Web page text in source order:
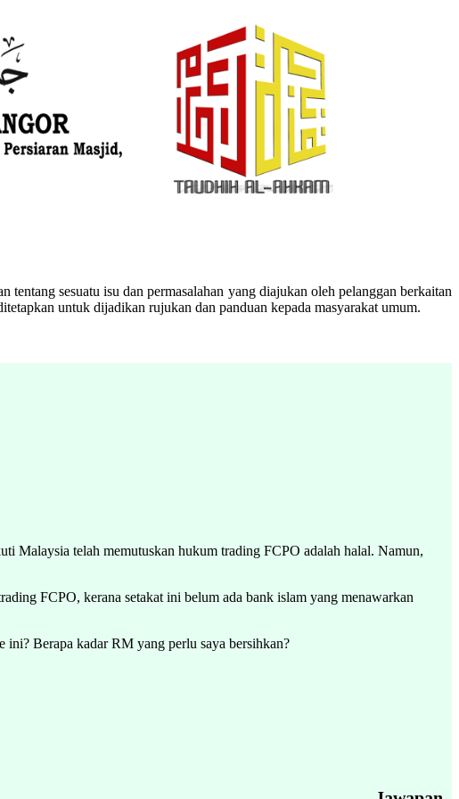
sesuatu isu dan permasalahan yang diajukan oleh pelanggan berkaitan
untuk dijadikan rujukan dan panduan kepada masyarakat umum.
Malaysia telah memutuskan hukum trading FCPO adalah halal. Namun,
FCPO, kerana setakat ini belum ada bank islam yang menawarkan
ini? Berapa kadar RM yang perlu saya bersihkan?